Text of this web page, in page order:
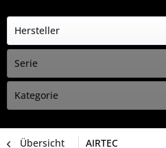
Übersicht AIRTEC